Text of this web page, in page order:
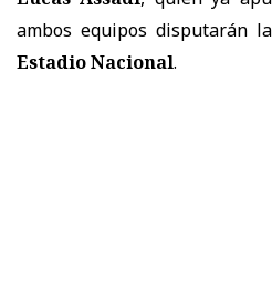
ambos equipos disputarán
Estadio Nacional.